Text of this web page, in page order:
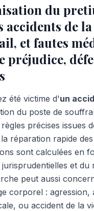
du
accidents de
et fautes
préjudice,
été victime d'un
du poste de
précises issues
réparation rapide
sont calculées en
et du
peut aussi
corporel : agression,
ou accident de la